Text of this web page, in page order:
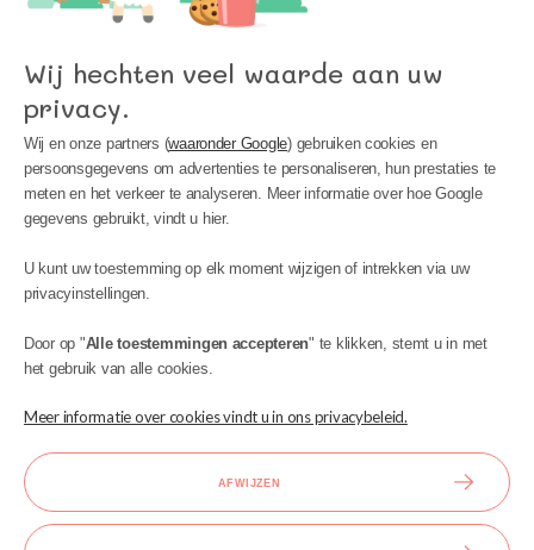
BIJSTAND
Ontwerp en uitvoering:
Wij hechten veel waarde aan uw
privacy.
Wij en onze partners (waaronder Google) gebruiken cookies en
persoonsgegevens om advertenties te personaliseren, hun prestaties te
meten en het verkeer te analyseren. Meer informatie over hoe Google
gegevens gebruikt, vindt u hier.
U kunt uw toestemming op elk moment wijzigen of intrekken via uw
privacyinstellingen.
Door op "Alle toestemmingen accepteren" te klikken, stemt u in met
het gebruik van alle cookies.
Meer informatie over cookies vindt u in ons privacybeleid.
AFWIJZEN